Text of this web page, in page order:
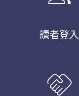
讀者登入
handshake